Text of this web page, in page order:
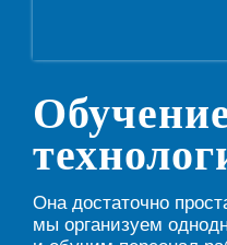
Она достаточно
мы организуем